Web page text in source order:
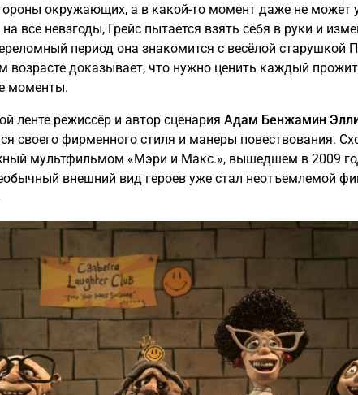
окружающих, а в какой-то момент даже не может
все невзгоды, Грейс пытается взять себя в руки и
период она знакомится с весёлой старушкой
возрасте доказывает, что нужно ценить каждый
моменты.
ленте режиссёр и автор сценария Адам Бенжамин
своего фирменного стиля и манеры повествования.
мультфильмом «Мэри и Макс.», вышедшем в 2009
внешний вид героев уже стал неотъемлемой